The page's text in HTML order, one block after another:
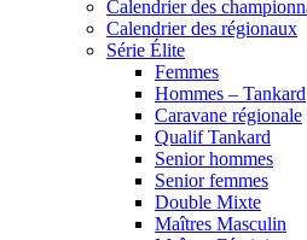
Calendrier des
Calendrier des régionaux
Série Élite
Femmes
Hommes – Tankard
Caravane régionale
Qualif Tankard
Senior hommes
Senior femmes
Double Mixte
Maîtres Masculin